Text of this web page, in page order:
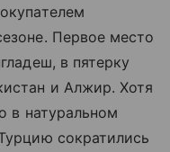
Первое место
в пятерку
и Алжир. Хотя
в натуральном
сократились